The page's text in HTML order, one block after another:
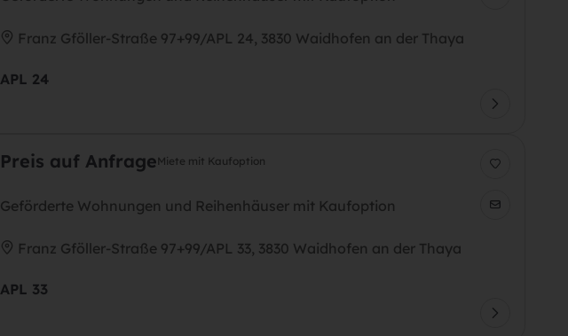
Franz Gföller-Straße 97+99/APL 24, 3830 Waidhofen an der Thaya
APL 24
Preis auf AnfrageMiete mit Kaufoption
Geförderte Wohnungen und Reihenhäuser mit Kaufoption
Franz Gföller-Straße 97+99/APL 33, 3830 Waidhofen an der Thaya
APL 33